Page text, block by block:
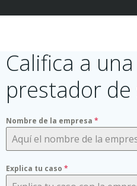
Califica a
prestador de
Nombre de la empresa *
Explica tu caso *